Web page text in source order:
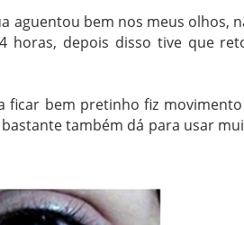
aguentou bem nos meus olhos,
depois disso tive que
ficar bem pretinho fiz
também dá para usar